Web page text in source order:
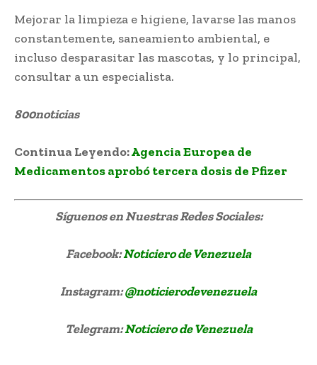
Mejorar la limpieza e higiene, lavarse las manos
constantemente, saneamiento ambiental, e
incluso desparasitar las mascotas, y lo principal,
consultar a un especialista.
800noticias
Continua Leyendo:Agencia Europea de
Medicamentos aprobó tercera dosis de Pfizer
Síguenosen Nuestras Redes Sociales:
Facebook:Noticiero de Venezuela
Instagram:@noticierodevenezuela
Telegram:Noticiero de Venezuela